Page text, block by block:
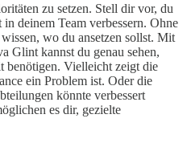
zu setzen. Stell dir vor, du
deinem Team verbessern. Ohne
wo du ansetzen sollst. Mit
Glint kannst du genau sehen,
benötigen. Vielleicht zeigt die
ein Problem ist. Oder die
könnte verbessert
es dir, gezielte